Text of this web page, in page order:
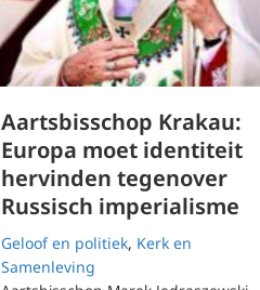
Aartsbisschop Krakau:
Europa moet identiteit
hervinden tegenover
Russisch imperialisme
Geloof en politiek, Kerk en
Samenleving